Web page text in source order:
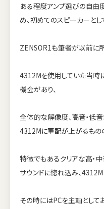
ある程度アンプ選びの自由
め、初めてのスピーカーとし
ZENSOR1も筆者が以前に
4312Mを使用していた当時
機会があり、
全体的な解像度、高音・低
4312Mに軍配が上がるもの
特徴でもあるクリアな高・
サウンドに惚れ込み、
その時にはPCを主軸として